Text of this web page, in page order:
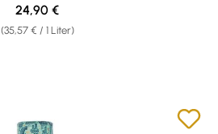
(35,57 € / 1 Liter)
Regulärer Preis:
24,90 €